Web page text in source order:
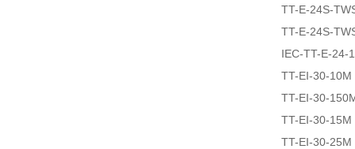
TT-E-24S-
TT-E-24S-
IEC-TT-E-24-
TT-EI-30-10M
TT-EI-30-
TT-EI-30-15M
TT-EI-30-25M